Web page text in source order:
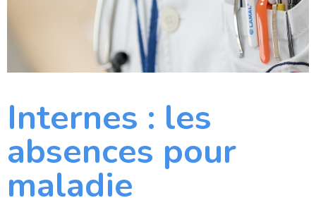
Internes : les
absences pour
maladie